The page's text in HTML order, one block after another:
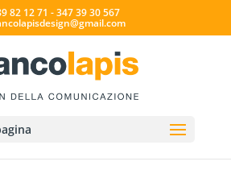
82 12 71 - 347 39 30 567